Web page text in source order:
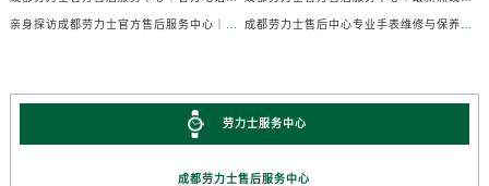
劳力士服务中心
成都劳力士售后服务中心